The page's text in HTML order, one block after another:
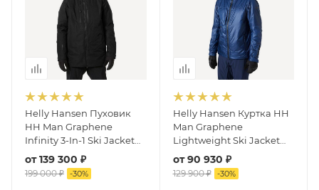
Helly Hansen Пуховик
HH Man Graphene
Infinity 3-In-1 Ski Jacket
(Black)
от139 300 ₽
199 000 ₽ -30%
Helly Hansen Куртка HH
Man Graphene
Lightweight Ski Jacket
(Ocean)
от90 930 ₽
129 900 ₽ -30%